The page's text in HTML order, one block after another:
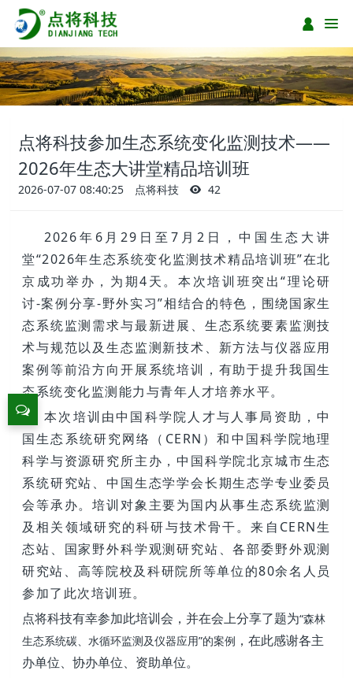
点将科技参加生态系统变化监测技术——
2026年生态大讲堂精品培训班
2026-07-07 08:40:25 点将科技 42
2026年6月29日至7月2日，中国生态大讲
堂“2026年生态系统变化监测技术精品培训班”在北
京成功举办，为期4天。本次培训班突出“理论研
讨-案例分享-野外实习”相结合的特色，围绕国家生
态系统监测需求与最新进展、生态系统要素监测技
术与规范以及生态监测新技术、新方法与仪器应用
案例等前沿方向开展系统培训，有助于提升我国生
态系统变化监测能力与青年人才培养水平。
本次培训由中国科学院人才与人事局资助，中
国生态系统研究网络（CERN）和中国科学院地理
科学与资源研究所主办，中国科学院北京城市生态
系统研究站、中国生态学学会长期生态学专业委员
会等承办。培训对象主要为国内从事生态系统监测
及相关领域研究的科研与技术骨干。来自CERN生
态站、国家野外科学观测研究站、各部委野外观测
研究站、高等院校及科研院所等单位的80余名人员
参加了此次培训班。
点将科技有幸参加此培训会，并在会上分享了题为“森林
生态系统碳、水循环监测及仪器应用”的案例 ，在此感谢各主
办单位、协办单位、资助单位。